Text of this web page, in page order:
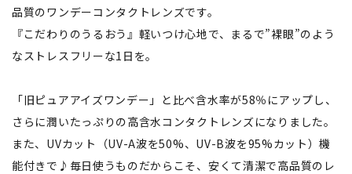
品質のワンデーコンタクトレンズです。
『こだわりのうるおう』軽いつけ心地で、まるで”裸眼”のよう
なストレスフリーな1日を。
「旧ピュアアイズワンデー」と比べ含水率が58％にアップし、
さらに潤いたっぷりの高含水コンタクトレンズになりました。
また、UVカット（UV-A波を50%、UV-B波を95%カット）機
能付きで♪毎日使うものだからこそ、安くて清潔で高品質のレ